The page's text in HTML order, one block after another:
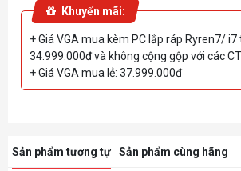
Khuyến mãi:
+ Giá VGA mua kèm PC lắp ráp Ryren7/ i7
34.999.000đ và không cộng gộp với các
+ Giá VGA mua lẻ: 37.999.000đ
Sản phẩm tương tự Sản phẩm cùng hãng